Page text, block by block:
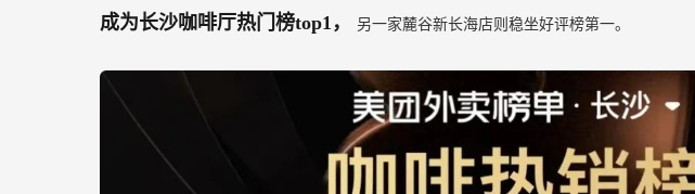
成为长沙咖啡厅热门榜top1，
另一家麓谷新长海店则稳坐好评榜第一。